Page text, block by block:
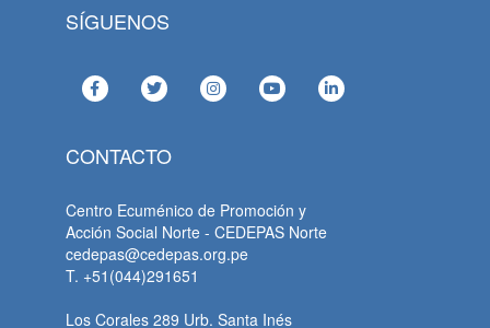
SÍGUENOS
CONTACTO
Centro Ecuménico de Promoción y
Acción Social Norte - CEDEPAS Norte
cedepas@cedepas.org.pe
T. +51(044)291651
Los Corales 289 Urb. Santa Inés